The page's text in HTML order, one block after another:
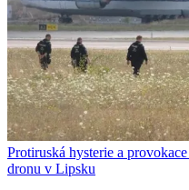
Protiruská hysterie a
dronu v Lipsku